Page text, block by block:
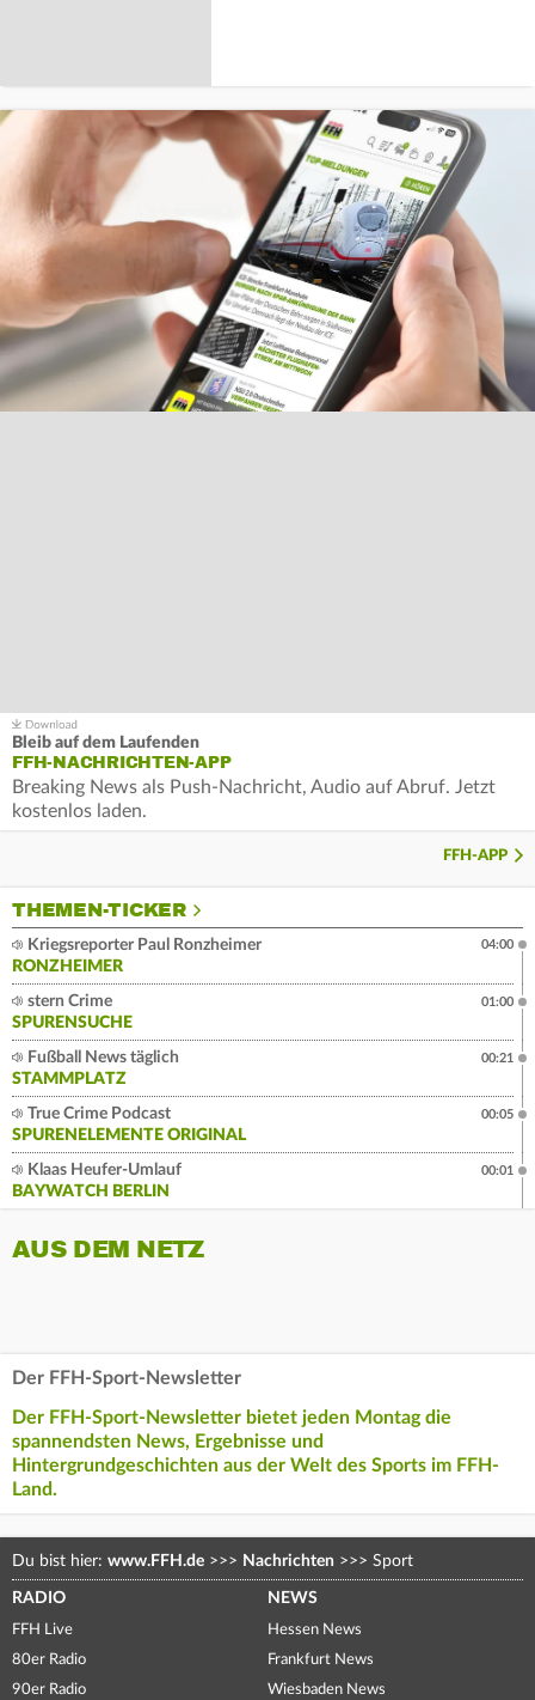
Bleib auf dem Laufenden
FFH-NACHRICHTEN-APP
Breaking News als Push-Nachricht, Audio auf Abruf. Jetzt
kostenlos laden.
FFH-APP
THEMEN-TICKER
Kriegsreporter Paul Ronzheimer
RONZHEIMER
04:00
stern Crime
SPURENSUCHE
01:00
Fußball News täglich
STAMMPLATZ
00:21
True Crime Podcast
SPURENELEMENTE ORIGINAL
00:05
Klaas Heufer-Umlauf
BAYWATCH BERLIN
00:01
AUS DEM NETZ
Der FFH-Sport-Newsletter
Der FFH-Sport-Newsletter bietet jeden Montag die
spannendsten News, Ergebnisse und
Hintergrundgeschichten aus der Welt des Sports im FFH-
Land.
Du bist hier: www.FFH.de >>> Nachrichten >>> Sport
RADIO
FFH Live
80er Radio
90er Radio
NEWS
Hessen News
Frankfurt News
Wiesbaden News